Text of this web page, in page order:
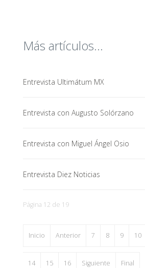
Más artículos...
Entrevista Ultimátum MX
Entrevista con Augusto Solórzano
Entrevista con Miguel Ángel Osio
Entrevista Diez Noticias
Página 12 de 19
Inicio Anterior 7 8 9 10
14 15 16 Siguiente Final